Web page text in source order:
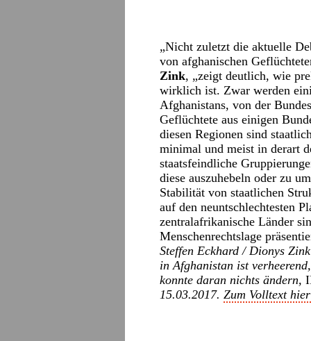
„Nicht zuletzt die aktuelle
von afghanischen
Zink, „zeigt deutlich, wie
wirklich ist. Zwar werden
Afghanistans, von der
Geflüchtete aus einigen
diesen Regionen sind
minimal und meist in derart
staatsfeindliche
diese auszuhebeln oder zu
Stabilität von staatlichen
auf den neuntschlechtesten
zentralafrikanische Länder
Menschenrechtslage
Steffen Eckhard /Dionys Zink
in Afghanistan ist
konnte daran nichts ändern,
15.03.2017. Zum Volltext